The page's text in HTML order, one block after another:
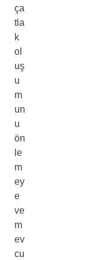
ça
tla
k
ol
uş
u
m
un
u
ön
le
m
ey
e
ve
m
ev
cu